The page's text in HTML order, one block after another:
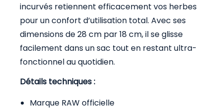
incurvés retiennent efficacement vos herbes
pour un confort d’utilisation total. Avec ses
dimensions de 28 cm par 18 cm, il se glisse
facilement dans un sac tout en restant ultra-
fonctionnel au quotidien.
Détails techniques :
Marque RAW officielle